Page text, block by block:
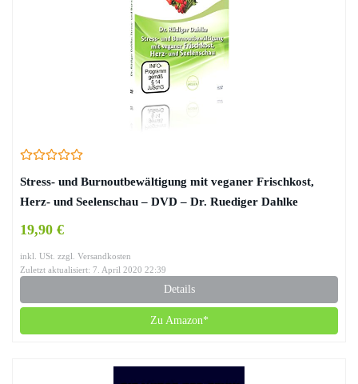
Stress- und Burnoutbewältigung mit veganer Frischkost,
Herz- und Seelenschau – DVD – Dr. Ruediger Dahlke
19,90 €
inkl. USt. zzgl. Versandkosten
Zuletzt aktualisiert: 7. April 2020 22:39
Details
Zu Amazon*